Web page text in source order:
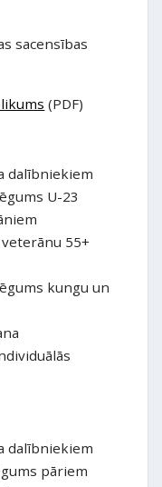
sacensības
(PDF)
dalībniekiem
U-23
55+
kungu un
dalībniekiem
pāriem